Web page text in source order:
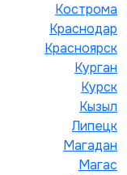
Кострома
Краснодар
Красноярск
Курган
Курск
Кызыл
Липецк
Магадан
Магас